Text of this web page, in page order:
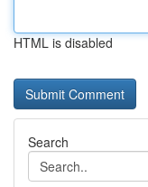
HTML is disabled
Search